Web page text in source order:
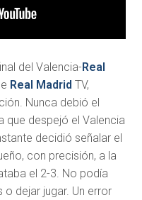
del Valencia- Real
Real Madrid TV,
Nunca debió el
que despejó el Valencia
decidió señalar el
con precisión, a la
el 2-3. No podía
dejar jugar. Un error